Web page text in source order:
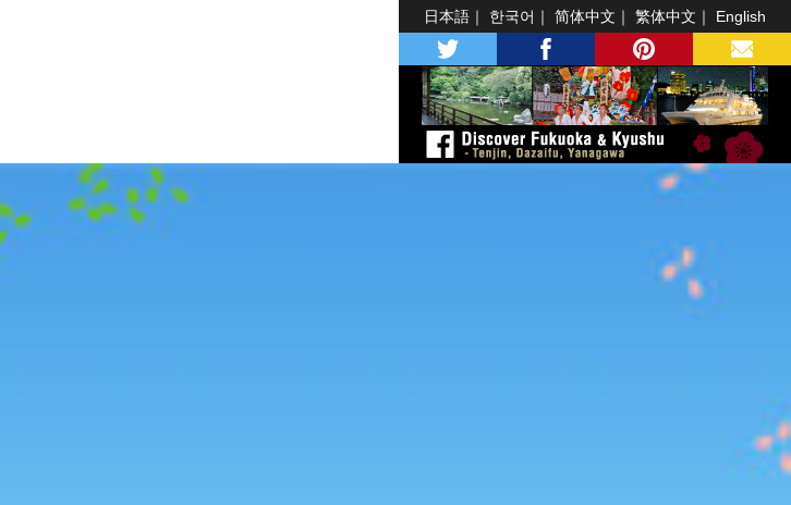
日本語 한국어 简体中文 繁体中文 English
twitter facebook pinterest MAIL